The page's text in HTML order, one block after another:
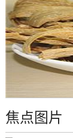
焦点图片